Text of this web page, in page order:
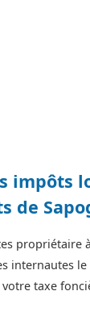
impôts
de
propriétaire
internautes
taxe